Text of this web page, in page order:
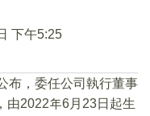
下午5:25
布，委任公司執行董事
由2022年6月23日起生